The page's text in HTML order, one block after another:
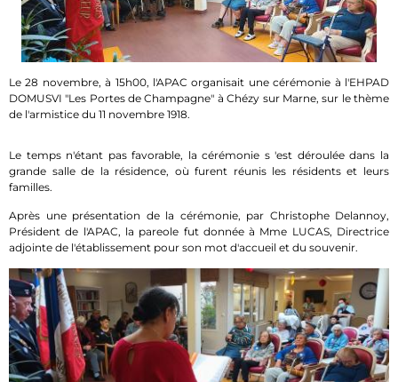
Le 28 novembre, à 15h00, l'APAC organisait une cérémonie à l'EHPAD
DOMUSVI "Les Portes de Champagne" à Chézy sur Marne, sur le thème
de l'armistice du 11 novembre 1918.
Le temps n'étant pas favorable, la cérémonie s 'est déroulée dans la
grande salle de la résidence, où furent réunis les résidents et leurs
familles.
Après une présentation de la cérémonie, par Christophe Delannoy,
Président de l'APAC, la pareole fut donnée à Mme LUCAS, Directrice
adjointe de l'établissement pour son mot d'accueil et du souvenir.